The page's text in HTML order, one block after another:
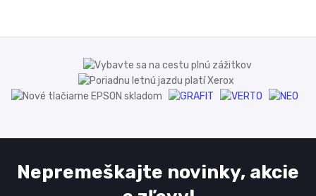
Nepremeškajte novinky, akcie